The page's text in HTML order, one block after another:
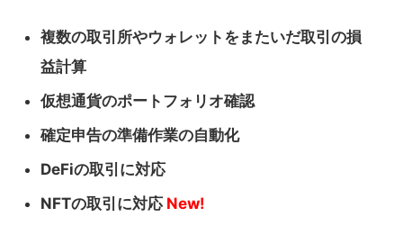
複数の取引所やウォレットをまたいだ取引の損
益計算
仮想通貨のポートフォリオ確認
確定申告の準備作業の自動化
DeFiの取引に対応
NFTの取引に対応 New!